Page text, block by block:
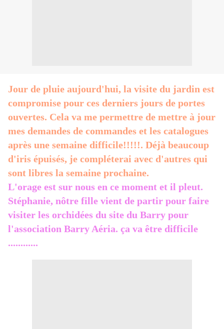
Jour de pluie aujourd'hui, la visite du jardin est
compromise pour ces derniers jours de portes
ouvertes. Cela va me permettre de mettre à jour
mes demandes de commandes et les catalogues
après une semaine difficile!!!!!. Déjà beaucoup
d'iris épuisés, je compléterai avec d'autres qui
sont libres la semaine prochaine.
L'orage est sur nous en ce moment et il pleut.
Stéphanie, nôtre fille vient de partir pour faire
visiter les orchidées du site du Barry pour
l'association Barry Aéria. ça va être difficile
............